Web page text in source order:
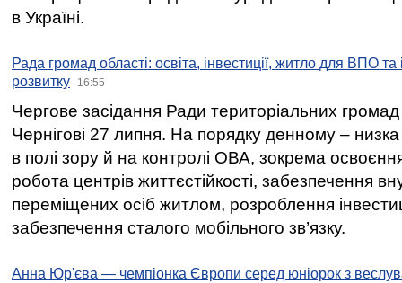
в Україні.
Рада громад області: освіта, інвестиції, житло для ВПО
розвитку
16:55
Чергове засідання Ради територіальних громад
Чернігові 27 липня. На порядку денному –
в полі зору й на контролі ОВА, зокрема освоєння
робота центрів життєстійкості, забезпечення
переміщених осіб житлом, розроблення
забезпечення сталого мобільного зв’язку.
Анна Юр'єва — чемпіонка Європи серед юніорок з